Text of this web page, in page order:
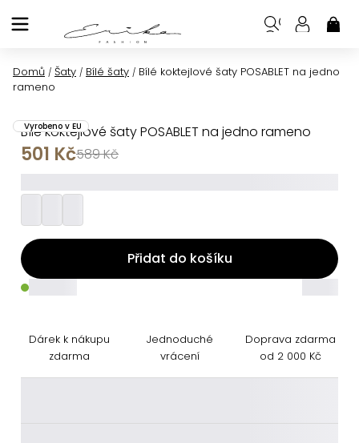
na
Domů / Šaty / Bílé šaty / Bílé koktejlové šaty POSABLET na jedno
rameno
Bílé koktejlové šaty POSABLET na jedno rameno
Vyrobeno v EU
589 Kč
501 Kč
Přidat do košíku
Dárek k nákupu
zdarma
Jednoduché
vrácení
Doprava zdarma
od 2 000 Kč